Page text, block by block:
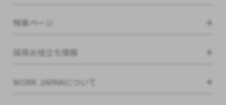
特集ページ
採用お役立ち情報
WORK JAPANについて